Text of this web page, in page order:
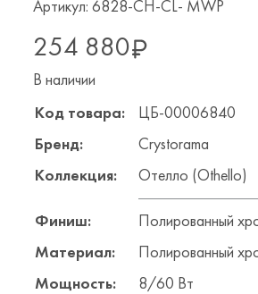
Артикул: 6828-CH-CL- MWP
254 880
В наличии
Код товара: ЦБ-00006840
Бренд: Crystorama
Коллекция: Отелло (Othello)
Финиш: Полированный
Материал: Полированный
Мощность: 8/60 Вт